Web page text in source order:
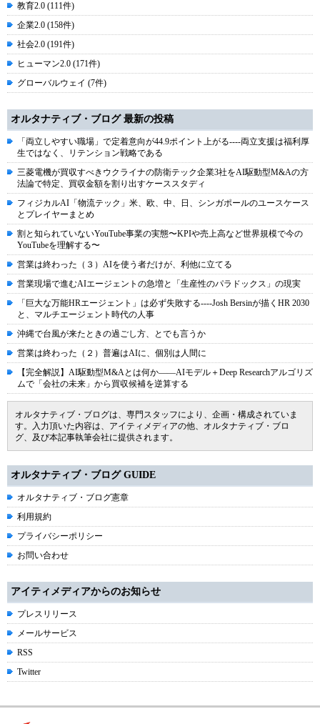
教育2.0 (111件)
企業2.0 (158件)
社会2.0 (191件)
ヒューマン2.0 (171件)
グローバルウェイ (7件)
オルタナティブ・ブログ 最新の投稿
「両立しやすい職場」で定着意向が44.9ポイント上がる----両立支援は福利厚
生ではなく、リテンション戦略である
三菱電機が買収すべきウクライナの防衛テック企業3社をAI駆動型M&Aの方
法論で特定、買収金額を割り出すケーススタディ
フィジカルAI「物流テック」米、欧、中、日、シンガポールのユースケース
とプレイヤーまとめ
割と知られていないYouTube事業の実態〜KPIや売上高など世界規模で今の
YouTubeを理解する〜
営業は終わった（３）AIを使う者だけが、利他に立てる
営業現場で進むAIエージェントの急増と「生産性のパラドックス」の現実
「巨大な万能HRエージェント」は必ず失敗する----Josh Bersinが描くHR 2030
と、マルチエージェント時代の人事
沖縄で台風が来たときの過ごし方、とでも言うか
営業は終わった（２）普遍はAIに、個別は人間に
【完全解説】AI駆動型M&Aとは何か――AIモデル＋Deep Researchアルゴリズ
ムで「会社の未来」から買収候補を逆算する
オルタナティブ・ブログは、専門スタッフにより、企画・構成されていま
す。入力頂いた内容は、アイティメディアの他、オルタナティブ・ブロ
グ、及び本記事執筆会社に提供されます。
オルタナティブ・ブログ GUIDE
オルタナティブ・ブログ憲章
利用規約
プライバシーポリシー
お問い合わせ
アイティメディアからのお知らせ
プレスリリース
メールサービス
RSS
Twitter